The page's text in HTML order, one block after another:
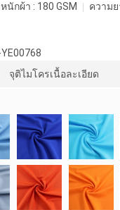
นักผ้า : 180 GSM ความย
จุติไมโครเนื้อละเอียด